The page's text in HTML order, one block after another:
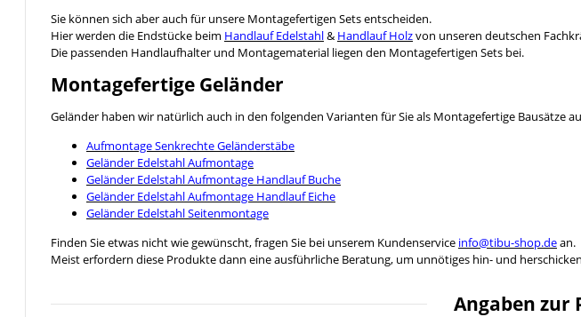
Sie können sich aber auch für unsere Montagefertigen Sets entscheiden.
Hier werden die Endstücke beim Handlauf Edelstahl& Handlauf Holzvon unseren deutschen
Die passenden Handlaufhalter und Montagematerial liegen den Montagefertigen Sets bei.
Montagefertige Geländer
Geländer haben wir natürlich auch in den folgenden Varianten für Sie als Montagefertige Bausätze
Aufmontage Senkrechte Geländerstäbe
Geländer Edelstahl Aufmontage
Geländer Edelstahl Aufmontage Handlauf Buche
Geländer Edelstahl Aufmontage Handlauf Eiche
Geländer Edelstahl Seitenmontage
Finden Sie etwas nicht wie gewünscht, fragen Sie bei unserem Kundenservice info@tibu-shop.dean.
Meist erfordern diese Produkte dann eine ausführliche Beratung, um unnötiges hin- und
Angaben zur